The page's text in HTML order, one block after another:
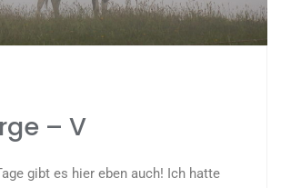
– V
gibt es hier eben auch! Ich hatte